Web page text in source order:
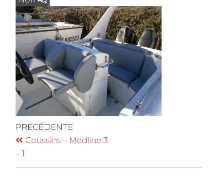
PRÉCÉDENTE
Coussins – Medline 3
– 1